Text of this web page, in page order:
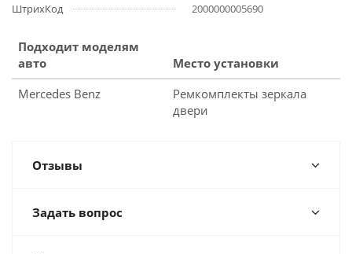
ШтрихКод 2000000005690
Подходит моделям
авто
Место установки
Mercedes Benz
Ремкомплекты зеркала
двери
Отзывы
Задать вопрос